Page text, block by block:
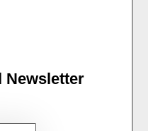
Newsletter